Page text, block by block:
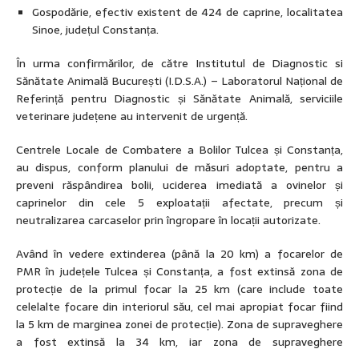
Gospodărie, efectiv existent de 424 de caprine, localitatea
Sinoe, județul Constanța.
În urma confirmărilor, de către Institutul de Diagnostic si
Sănătate Animală București (I.D.S.A.) – Laboratorul Național de
Referință pentru Diagnostic și Sănătate Animală, serviciile
veterinare județene au intervenit de urgență.
Centrele Locale de Combatere a Bolilor Tulcea și Constanța,
au dispus, conform planului de măsuri adoptate, pentru a
preveni răspândirea bolii, uciderea imediată a ovinelor și
caprinelor din cele 5 exploatații afectate, precum și
neutralizarea carcaselor prin îngropare în locații autorizate.
Având în vedere extinderea (până la 20 km) a focarelor de
PMR în județele Tulcea și Constanța, a fost extinsă zona de
protecție de la primul focar la 25 km (care include toate
celelalte focare din interiorul său, cel mai apropiat focar fiind
la 5 km de marginea zonei de protecție). Zona de supraveghere
a fost extinsă la 34 km, iar zona de supraveghere